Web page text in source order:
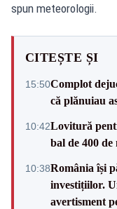
spun meteorologii.
CITEȘTE ȘI
15:50Complot
că plănuiau
10:42Lovitură
bal de 400
10:38România își
investițiilor.
avertisment